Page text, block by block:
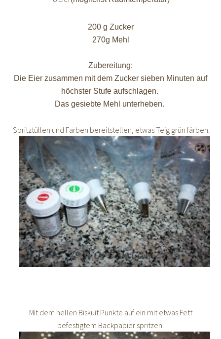
200 g Zucker
270g Mehl
Zubereitung:
Die Eier zusammen mit dem Zucker sieben Minuten auf
höchster Stufe aufschlagen.
Das gesiebte Mehl unterheben.
Spritztüllen und Farben bereitstellen, etwas Teig grün färben.
Mit dem hellen Biskuit Punkte auf ein mit etwas Fett
befestigtem Backpapier spritzen.